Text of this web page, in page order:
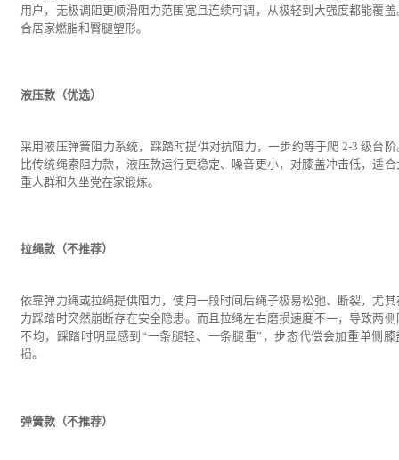
用户，无极调阻更顺滑阻力范围宽且连续可调，从极轻到大强度都能覆盖
合居家燃脂和臀腿塑形。
液压款（优选）
采用液压弹簧阻力系统，踩踏时提供对抗阻力，一步约等于爬 2-3 级台阶
比传统绳索阻力款，液压款运行更稳定、噪音更小，对膝盖冲击低，适合
重人群和久坐党在家锻炼。
拉绳款（不推荐）
依靠弹力绳或拉绳提供阻力，使用一段时间后绳子极易松弛、断裂，尤其
力踩踏时突然崩断存在安全隐患。而且拉绳左右磨损速度不一，导致两侧
不均，踩踏时明显感到“一条腿轻、一条腿重”，步态代偿会加重单侧膝
损。
弹簧款（不推荐）